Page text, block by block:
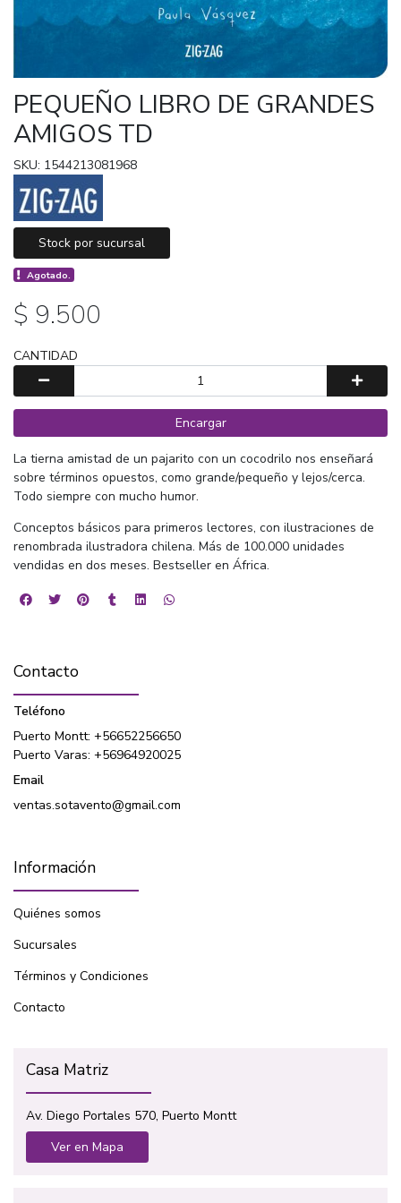
PEQUEÑO LIBRO DE GRANDES
AMIGOS TD
SKU: 1544213081968
Stock por sucursal
Agotado.
$ 9.500
CANTIDAD
Encargar
La tierna amistad de un pajarito con un cocodrilo nos enseñará
sobre términos opuestos, como grande/pequeño y lejos/cerca.
Todo siempre con mucho humor.
Conceptos básicos para primeros lectores, con ilustraciones de
renombrada ilustradora chilena. Más de 100.000 unidades
vendidas en dos meses. Bestseller en África.
Contacto
Teléfono
Puerto Montt: +56652256650
Puerto Varas: +56964920025
Email
ventas.sotavento@gmail.com
Información
Quiénes somos
Sucursales
Términos y Condiciones
Contacto
Casa Matriz
Av. Diego Portales 570, Puerto Montt
Ver en Mapa